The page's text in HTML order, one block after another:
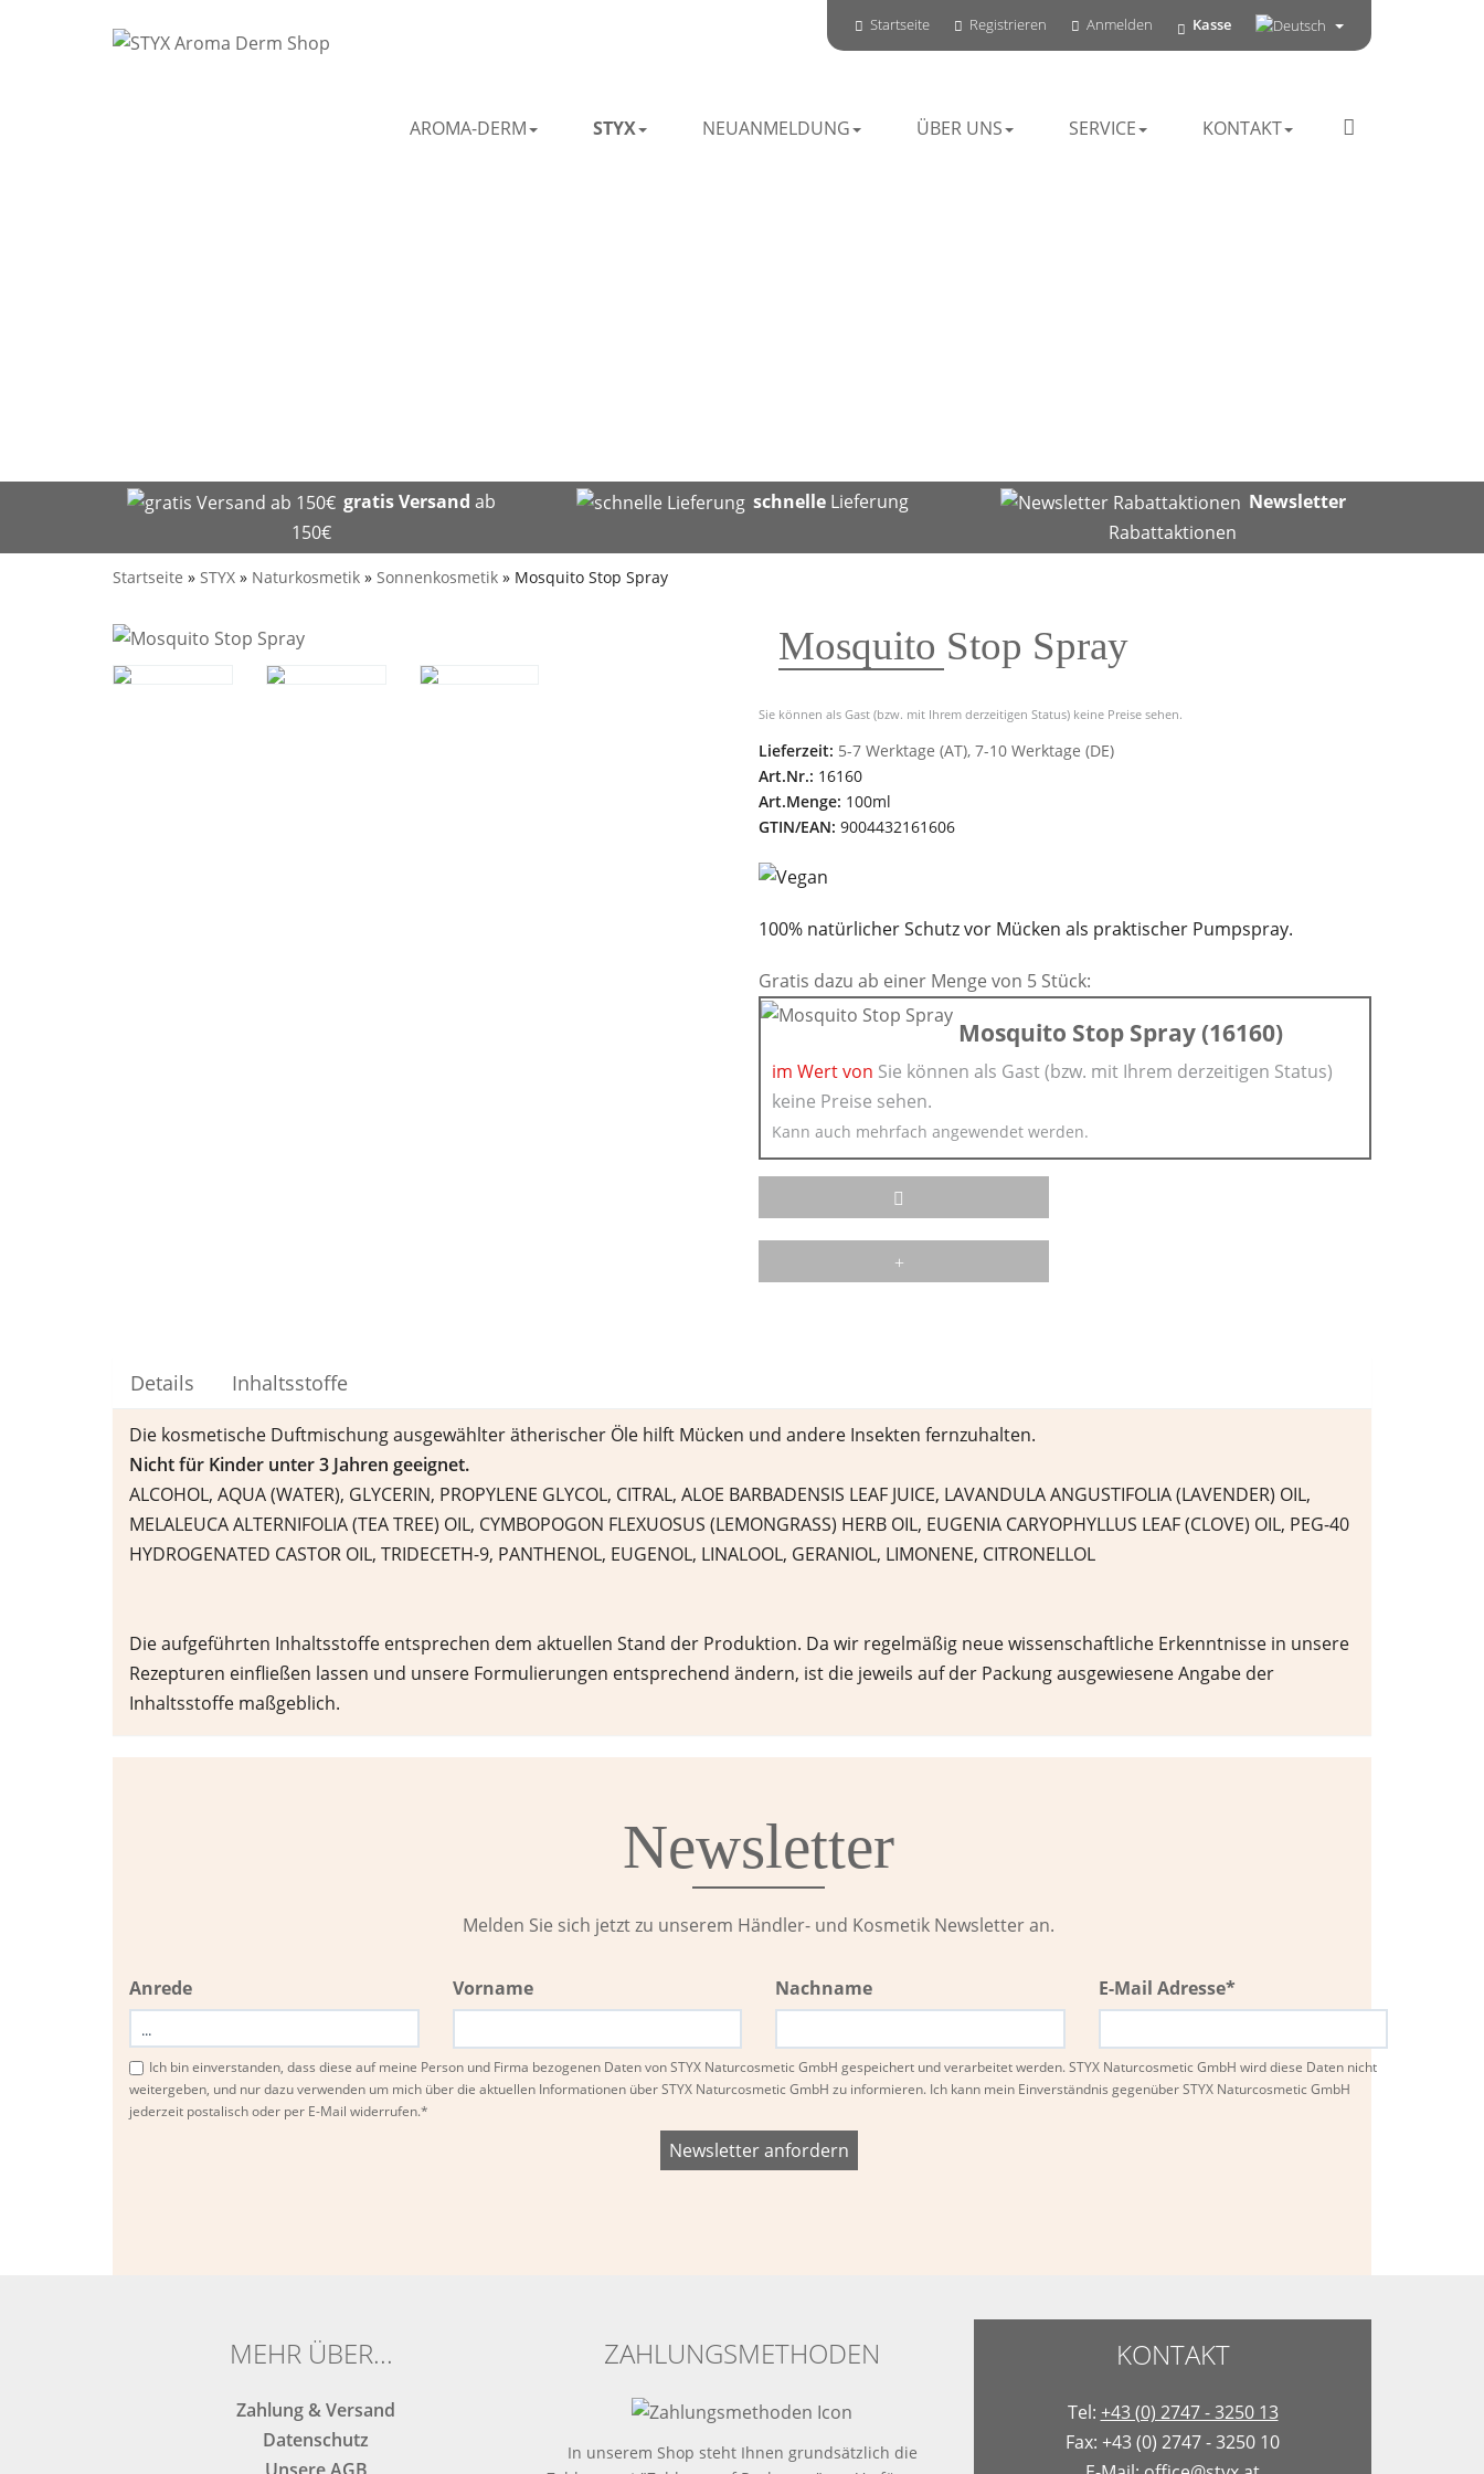
Startseite Registrieren Anmelden Kasse
AROMA-DERM STYX NEUANMELDUNG ÜBER UNS SERVICE KONTAKT
gratis Versand ab
150€
schnelleLieferung
Newsletter
Rabattaktionen
Startseite » STYX » Naturkosmetik » Sonnenkosmetik » Mosquito Stop Spray
Mosquito Stop Spray
Sie können als Gast (bzw. mit Ihrem derzeitigen Status) keine Preise sehen.
Lieferzeit: 5-7 Werktage (AT), 7-10 Werktage (DE)
Art.Nr.: 16160
Art.Menge: 100ml
GTIN/EAN: 9004432161606
100% natürlicher Schutz vor Mücken als praktischer Pumpspray.
Gratis dazu ab einer Menge von 5 Stück:
Mosquito Stop Spray (16160)
im Wert von Sie können als Gast (bzw. mit Ihrem derzeitigen Status)
keine Preise sehen.
Kann auch mehrfach angewendet werden.
Details Inhaltsstoffe
Die kosmetische Duftmischung ausgewählter ätherischer Öle hilft Mücken und andere Insekten fernzuhalten.
Nicht für Kinder unter 3 Jahren geeignet.
ALCOHOL, AQUA (WATER), GLYCERIN, PROPYLENE GLYCOL, CITRAL, ALOE BARBADENSIS LEAF JUICE, LAVANDULA ANGUSTIFOLIA (LAVENDER) OIL,
MELALEUCA ALTERNIFOLIA (TEA TREE) OIL, CYMBOPOGON FLEXUOSUS (LEMONGRASS) HERB OIL, EUGENIA CARYOPHYLLUS LEAF (CLOVE) OIL, PEG-40
HYDROGENATED CASTOR OIL, TRIDECETH-9, PANTHENOL, EUGENOL, LINALOOL, GERANIOL, LIMONENE, CITRONELLOL
Die aufgeführten Inhaltsstoffe entsprechen dem aktuellen Stand der Produktion. Da wir regelmäßig neue wissenschaftliche Erkenntnisse in unsere
Rezepturen einfließen lassen und unsere Formulierungen entsprechend ändern, ist die jeweils auf der Packung ausgewiesene Angabe der
Inhaltsstoffe maßgeblich.
Newsletter
Melden Sie sich jetzt zu unserem Händler- und Kosmetik Newsletter an.
Anrede Vorname Nachname E-Mail Adresse*
Ich bin einverstanden, dass diese auf meine Person und Firma bezogenen Daten von STYX Naturcosmetic GmbH gespeichert und verarbeitet werden. STYX Naturcosmetic GmbH wird diese Daten nicht
weitergeben, und nur dazu verwenden um mich über die aktuellen Informationen über STYX Naturcosmetic GmbH zu informieren. Ich kann mein Einverständnis gegenüber STYX Naturcosmetic GmbH
jederzeit postalisch oder per E-Mail widerrufen.*
MEHR ÜBER...
Zahlung & Versand
Datenschutz
ZAHLUNGSMETHODEN
In unserem Shop steht Ihnen grundsätzlich die
KONTAKT
Tel: +43 (0) 2747 - 3250 13
Fax: +43 (0) 2747 - 3250 10